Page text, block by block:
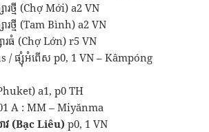
រថ្មី (Chợ Mới) a2 VN
រថ្មី (Tam Bình) a2 VN
រធំ (Chợ Lớn) r5 VN
/ ផ្សុំអំពើស p0, 1 VN – Kâmpóng
a1, p0 TH
A : MM – Miyănma
(Bạc Liêu) p0, 1 VN